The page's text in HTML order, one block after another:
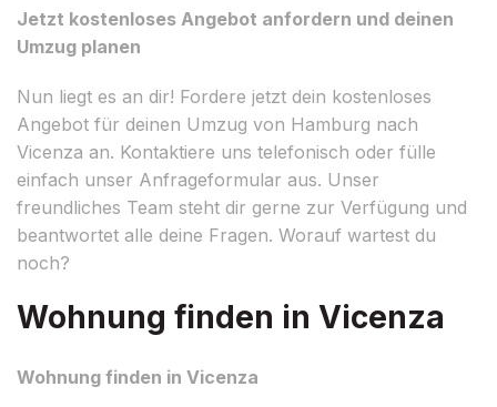
Jetzt kostenloses Angebot anfordern und deinen
Umzug planen
Nun liegt es an dir! Fordere jetzt dein kostenloses
Angebot für deinen Umzug von Hamburg nach
Vicenza an. Kontaktiere uns telefonisch oder fülle
einfach unser Anfrageformular aus. Unser
freundliches Team steht dir gerne zur Verfügung und
beantwortet alle deine Fragen. Worauf wartest du
noch?
Wohnung finden in Vicenza
Wohnung finden in Vicenza